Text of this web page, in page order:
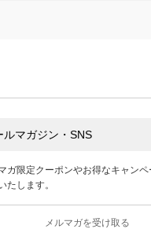
ルマガジン・SNS
ガ限定クーポンやお得なキャン
たします。
メルマガを受け取る